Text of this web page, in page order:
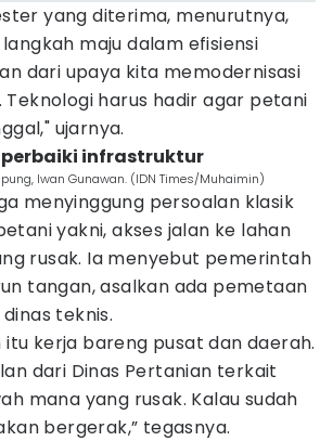
yang diterima, menurutnya,
maju dalam efisiensi
dari upaya kita memodernisasi
harus hadir agar petani
ujarnya.
perbaiki infrastruktur
Iwan Gunawan. (IDN Times/Muhaimin)
menyinggung persoalan klasik
yakni, akses jalan ke lahan
rusak. Ia menyebut pemerintah
tangan, asalkan ada pemetaan
teknis.
itu kerja bareng pusat dan daerah.
dari Dinas Pertanian terkait
mana yang rusak. Kalau sudah
bergerak,” tegasnya.